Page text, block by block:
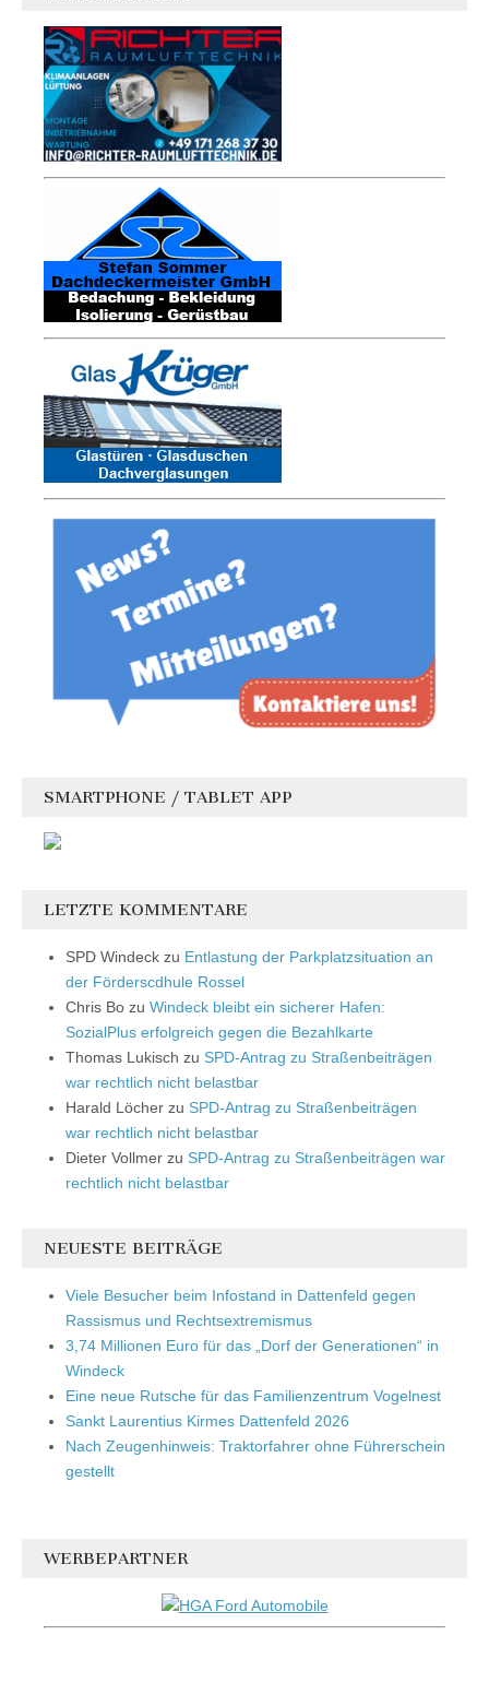
SMARTPHONE / TABLET APP
LETZTE KOMMENTARE
SPD Windeck zu Entlastung der Parkplatzsituation an
der Förderscdhule Rossel
Chris Bo zu Windeck bleibt ein sicherer Hafen:
SozialPlus erfolgreich gegen die Bezahlkarte
Thomas Lukisch zu SPD-Antrag zu Straßenbeiträgen
war rechtlich nicht belastbar
Harald Löcher zu SPD-Antrag zu Straßenbeiträgen
war rechtlich nicht belastbar
Dieter Vollmer zu SPD-Antrag zu Straßenbeiträgen war
rechtlich nicht belastbar
NEUESTE BEITRÄGE
Viele Besucher beim Infostand in Dattenfeld gegen
Rassismus und Rechtsextremismus
3,74 Millionen Euro für das „Dorf der Generationen“ in
Windeck
Eine neue Rutsche für das Familienzentrum Vogelnest
Sankt Laurentius Kirmes Dattenfeld 2026
Nach Zeugenhinweis: Traktorfahrer ohne Führerschein
gestellt
WERBEPARTNER